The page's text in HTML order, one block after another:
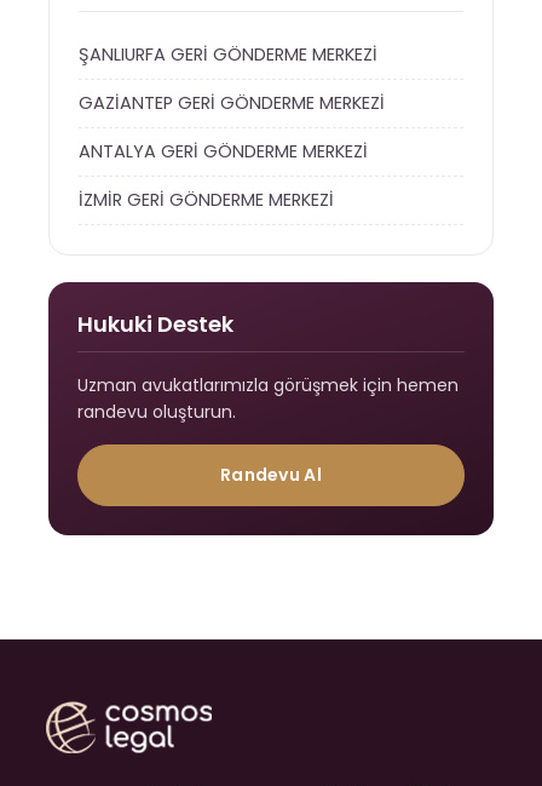
ŞANLIURFA GERİ GÖNDERME MERKEZİ
GAZİANTEP GERİ GÖNDERME MERKEZİ
ANTALYA GERİ GÖNDERME MERKEZİ
İZMİR GERİ GÖNDERME MERKEZİ
Hukuki Destek
Uzman avukatlarımızla görüşmek için hemen
randevu oluşturun.
Randevu Al